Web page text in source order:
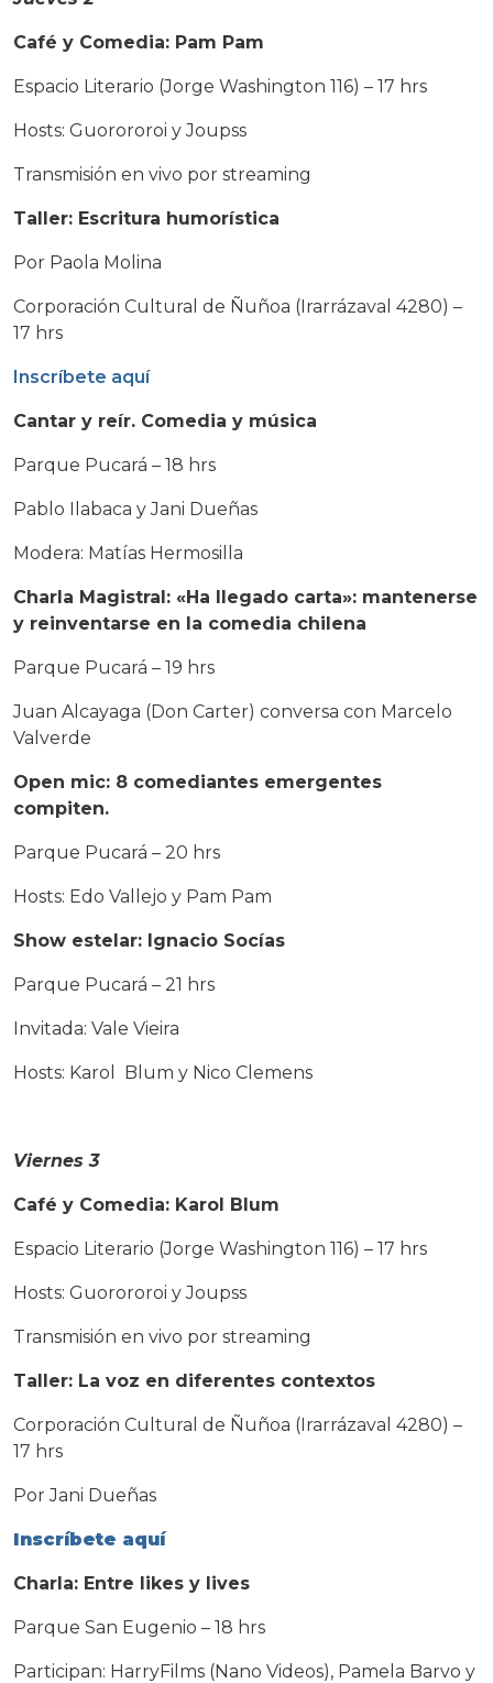
Café y Comedia: Pam Pam
Espacio Literario (Jorge Washington 116) – 17 hrs
Hosts: Guorororoi y Joupss
Transmisión en vivo por streaming
Taller: Escritura humorística
Por Paola Molina
Corporación Cultural de Ñuñoa (Irarrázaval 4280) –
17 hrs
Inscríbete aquí
Cantar y reír. Comedia y música
Parque Pucará – 18 hrs
Pablo Ilabaca y Jani Dueñas
Modera: Matías Hermosilla
Charla Magistral: «Ha llegado carta»: mantenerse
y reinventarse en la comedia chilena
Parque Pucará – 19 hrs
Juan Alcayaga (Don Carter) conversa con Marcelo
Valverde
Open mic: 8 comediantes emergentes
compiten.
Parque Pucará – 20 hrs
Hosts: Edo Vallejo y Pam Pam
Show estelar: Ignacio Socías
Parque Pucará – 21 hrs
Invitada: Vale Vieira
Hosts: Karol Blum y Nico Clemens
Viernes 3
Café y Comedia: Karol Blum
Espacio Literario (Jorge Washington 116) – 17 hrs
Hosts: Guorororoi y Joupss
Transmisión en vivo por streaming
Taller: La voz en diferentes contextos
Corporación Cultural de Ñuñoa (Irarrázaval 4280) –
17 hrs
Por Jani Dueñas
Inscríbete aquí
Charla: Entre likes y lives
Parque San Eugenio – 18 hrs
Participan: HarryFilms (Nano Videos), Pamela Barvo y